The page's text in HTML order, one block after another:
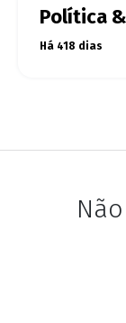
Política
Há 418 dias